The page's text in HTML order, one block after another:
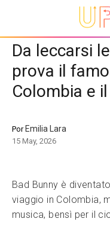
Da leccarsi
prova il
Colombia e
Por Emilia Lara
15 May, 2026
Bad Bunny è
viaggio in Colombia,
musica, bensì per il